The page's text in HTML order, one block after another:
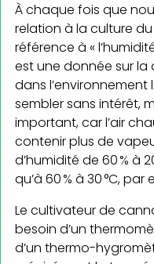
À chaque fois que
relation à la culture
référence à «
est une donnée sur la
dans
sembler sans intérêt,
important, car l’air
contenir plus de
d’humidité de 60 % à
qu’à 60 % à 30 °C, par
Le cultivateur de
besoin d’un
d’un thermo-